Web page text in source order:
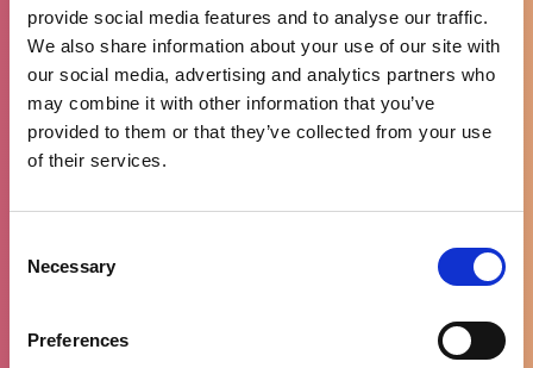
provide social media features and to analyse our traffic.
We also share information about your use of our site with
our social media, advertising and analytics partners who
may combine it with other information that you’ve
provided to them or that they’ve collected from your use
of their services.
Selection
Necessary
Preferences
Gratis levering
vanaf €100